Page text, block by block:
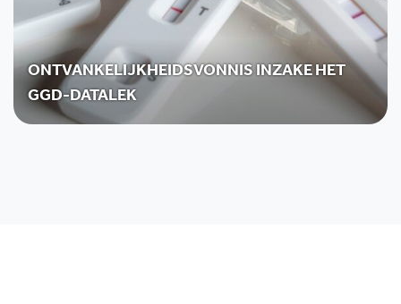
ONTVANKELIJKHEIDSVONNIS INZAKE HET
GGD-DATALEK